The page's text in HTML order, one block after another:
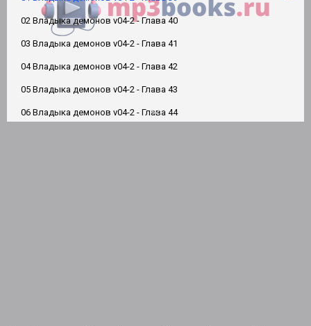
02 Владыка демонов v04-2 - Глава 40
03 Владыка демонов v04-2 - Глава 41
04 Владыка демонов v04-2 - Глава 42
05 Владыка демонов v04-2 - Глава 43
06 Владыка демонов v04-2 - Глава 44